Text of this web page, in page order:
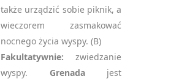
także urządzić sobie piknik, a
wieczorem zasmakować
nocnego życia wyspy. (B)
Fakultatywnie: zwiedzanie
wyspy. Grenada jest